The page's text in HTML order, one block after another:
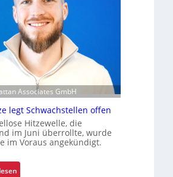
e
r
n
i
s
i
e
r
t
i
c
h
e
t
Z
u
v
e
l
Associates GmbH
legt Schwachstellen offen
Hitzewelle, die
im Juni überrollte, wurde
im Voraus angekündigt.